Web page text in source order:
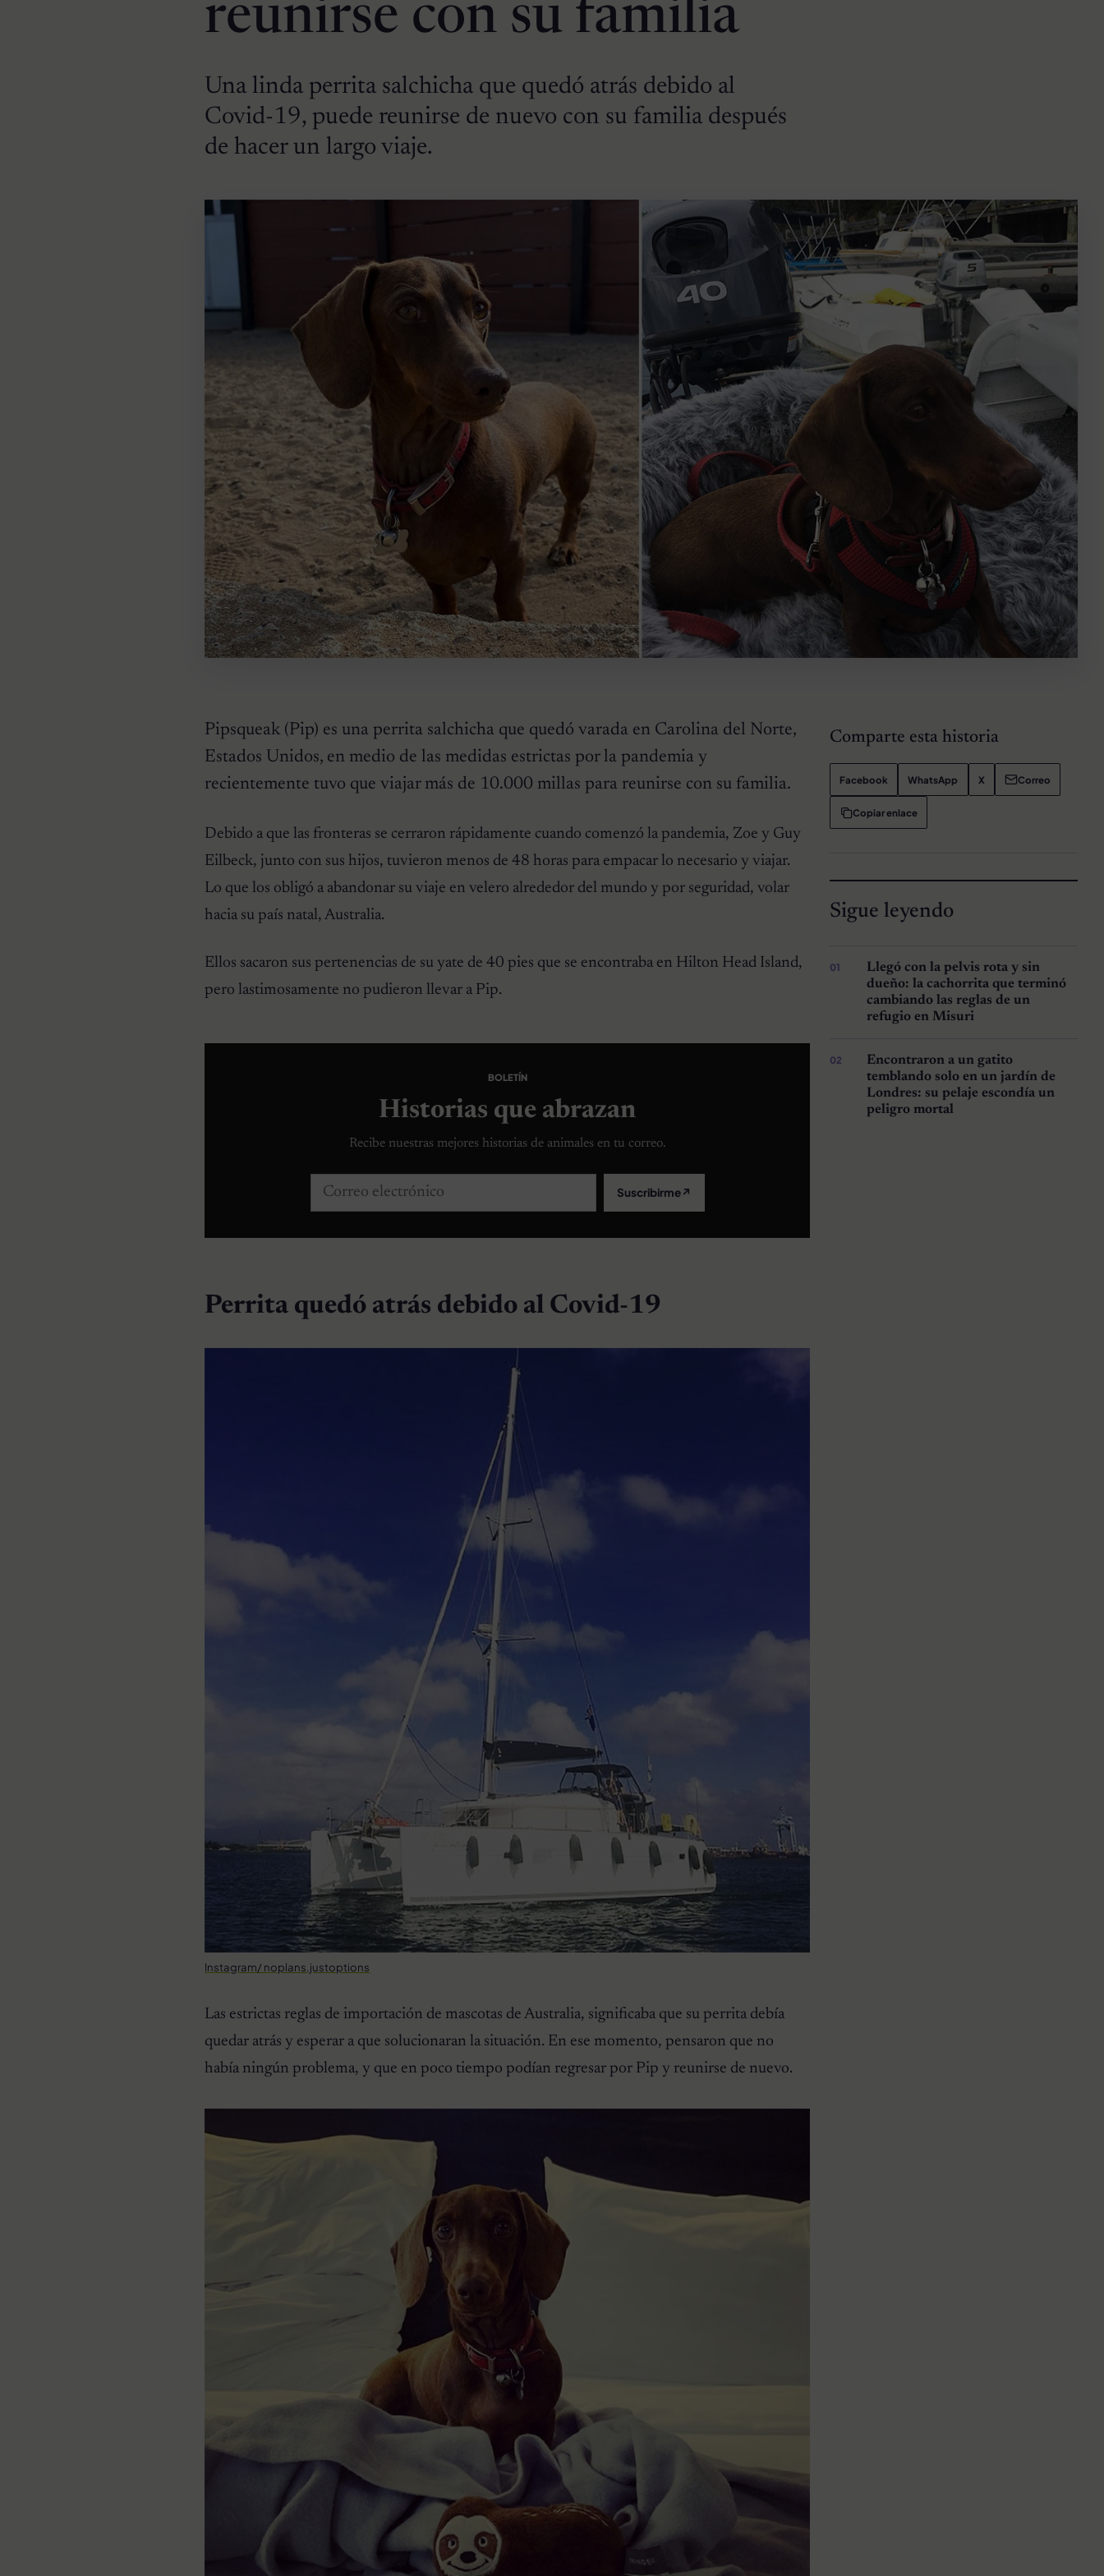
reunirse con su familia
Una linda perrita salchicha que quedó atrás debido al
Covid-19, puede reunirse de nuevo con su familia después
de hacer un largo viaje.
Pipsqueak (Pip) es una perrita salchicha que quedó varada en Carolina del Norte,
Estados Unidos, en medio de las medidas estrictas por la pandemia y
recientemente tuvo que viajar más de 10.000 millas para reunirse con su familia.
Debido a que las fronteras se cerraron rápidamente cuando comenzó la pandemia, Zoe y Guy
Eilbeck, junto con sus hijos, tuvieron menos de 48 horas para empacar lo necesario y viajar.
Lo que los obligó a abandonar su viaje en velero alrededor del mundo y por seguridad, volar
hacia su país natal, Australia.
Ellos sacaron sus pertenencias de su yate de 40 pies que se encontraba en Hilton Head Island,
pero lastimosamente no pudieron llevar a Pip.
BOLETÍN
Historias que abrazan
Recibe nuestras mejores historias de animales en tu correo.
Correo electrónico Suscribirme↗
Perrita quedó atrás debido al Covid-19
Instagram/ noplans.justoptions
Las estrictas reglas de importación de mascotas de Australia, significaba que su perrita debía
quedar atrás y esperar a que solucionaran la situación. En ese momento, pensaron que no
había ningún problema, y que en poco tiempo podían regresar por Pip y reunirse de nuevo.
Comparte esta historia
Facebook WhatsApp X Correo
Copiar enlace
Sigue leyendo
Llegó con la pelvis rota y sin
dueño: la cachorrita que terminó
cambiando las reglas de un
refugio en Misuri
Encontraron a un gatito
temblando solo en un jardín de
Londres: su pelaje escondía un
peligro mortal